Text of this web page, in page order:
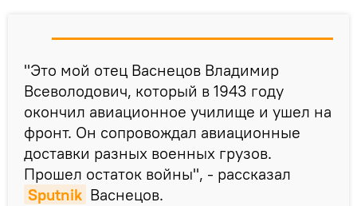
"Это мой отец Васнецов Владимир
Всеволодович, который в 1943 году
окончил авиационное училище и ушел на
фронт. Он сопровождал авиационные
доставки разных военных грузов.
Прошел остаток войны", - рассказал
Sputnik Васнецов.